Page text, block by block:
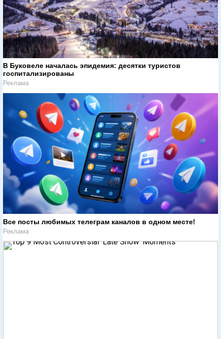
В Буковеле началась эпидемия: десятки туристов
госпитализированы
Реклама
Все посты любимых телеграм каналов в одном месте!
Реклама